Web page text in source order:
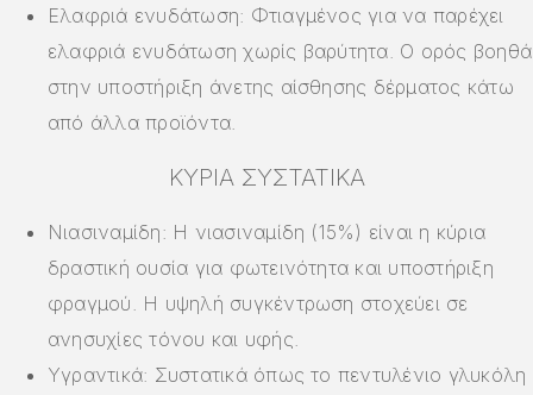
Ελαφριά ενυδάτωση: Φτιαγμένος για να παρέχει
ελαφριά ενυδάτωση χωρίς βαρύτητα. Ο ορός βοηθά
στην υποστήριξη άνετης αίσθησης δέρματος κάτω
από άλλα προϊόντα.
ΚΎΡΙΑ ΣΥΣΤΑΤΙΚΆ
Νιασιναμίδη: Η νιασιναμίδη (15%) είναι η κύρια
δραστική ουσία για φωτεινότητα και υποστήριξη
φραγμού. Η υψηλή συγκέντρωση στοχεύει σε
ανησυχίες τόνου και υφής.
Υγραντικά: Συστατικά όπως το πεντυλένιο γλυκόλη